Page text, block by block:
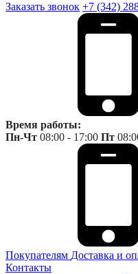
Заказать звонок +7 (342)
Время работы:
Пн-Чт 08:00 - 17:00 Пт
Покупателям Доставка и
Контакты